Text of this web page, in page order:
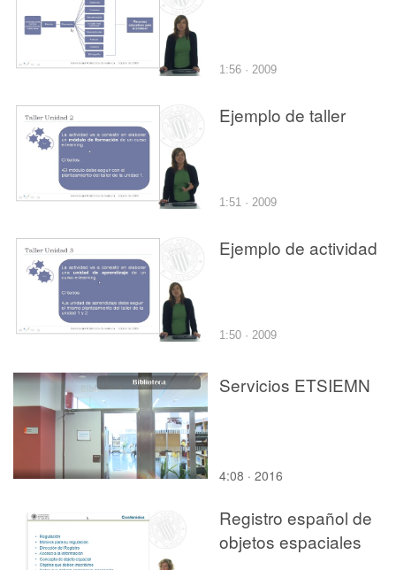
1:56 · 2009
Ejemplo de taller
1:51 · 2009
Ejemplo de actividad
1:50 · 2009
Servicios ETSIEMN
4:08 · 2016
Registro español de
objetos espaciales